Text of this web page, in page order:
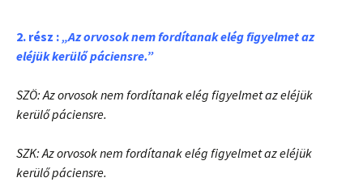
2. rész :„Az orvosok nem fordítanak elég figyelmet az
eléjük kerülő páciensre.”
SZÖ:Az orvosok nem fordítanak elég figyelmet az eléjük
kerülő páciensre.
SZK:Az orvosok nem fordítanak elég figyelmet az eléjük
kerülő páciensre.